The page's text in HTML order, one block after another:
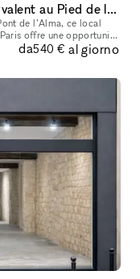
Adresse d’Exception : Espace Polyvalent au Pied de la Tour Eiffel (Pop UP, Bureaux, Séminaire, Galeries D'art)
de l’Alma, ce local
offre une opportunité
da540 € al giorno